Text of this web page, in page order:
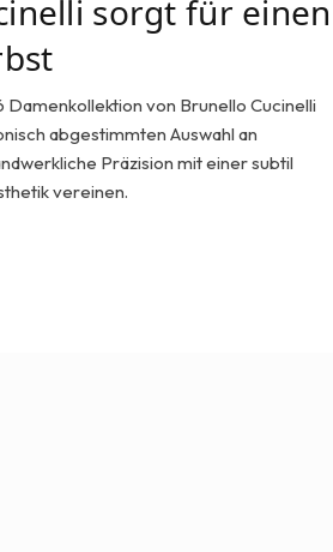
sorgt für einen
von Brunello Cucinelli
abgestimmten Auswahl an
Präzision mit einer subtil
vereinen.